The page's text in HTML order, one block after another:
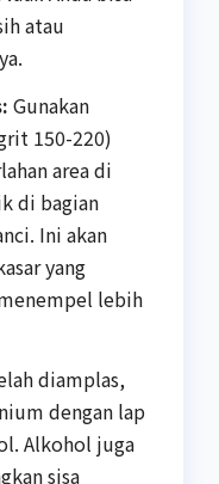
atau
Gunakan
150-220)
area di
di bagian
Ini akan
yang
lebih
diamplas,
dengan lap
Alkohol juga
sisa